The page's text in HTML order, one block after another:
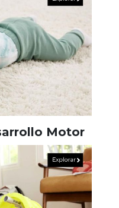
Motor